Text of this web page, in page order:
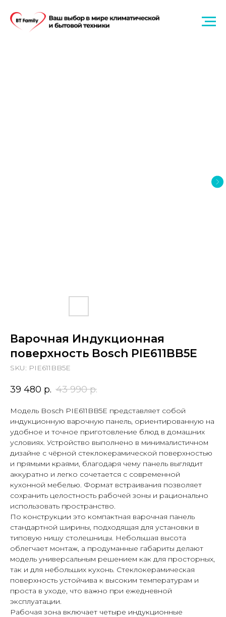
Варочная Индукционная
поверхность Bosch PIE611BB5E
SKU: PIE611BB5E
39 480 р. 43 990 р.
Модель Bosch PIE611BB5E представляет собой
индукционную варочную панель, ориентированную на
удобное и точное приготовление блюд в домашних
условиях. Устройство выполнено в минималистичном
дизайне с чёрной стеклокерамической поверхностью
и прямыми краями, благодаря чему панель выглядит
аккуратно и легко сочетается с современной
кухонной мебелью. Формат встраивания позволяет
сохранить целостность рабочей зоны и рационально
использовать пространство.
По конструкции это компактная варочная панель
стандартной ширины, подходящая для установки в
типовую нишу столешницы. Небольшая высота
облегчает монтаж, а продуманные габариты делают
модель универсальным решением как для просторных,
так и для небольших кухонь. Стеклокерамическая
поверхность устойчива к высоким температурам и
проста в уходе, что важно при ежедневной
эксплуатации.
Рабочая зона включает четыре индукционные